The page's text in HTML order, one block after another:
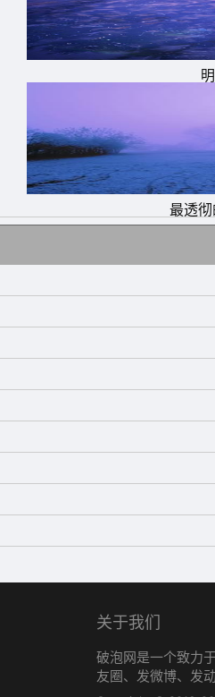
的成分，意味就单薄了起来。
勃勃的进取状态，才是一个人
就越深!到时候想站起来是件很
年轻找太多借口，现在你能做
富有。
会有些难，但我们必须面对
最透
关于我们
破泡网是一个致力
友圈、发微博、发